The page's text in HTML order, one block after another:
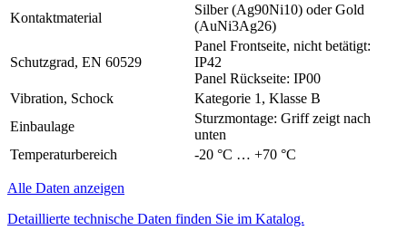
Kontaktmaterial
Silber (Ag90Ni10) oder Gold
(AuNi3Ag26)
Schutzgrad, EN 60529
Panel Frontseite, nicht betätigt:
IP42
Panel Rückseite: IP00
Vibration, Schock
Kategorie 1, Klasse B
Einbaulage
Sturzmontage: Griff zeigt nach
unten
Temperaturbereich
-20 °C … +70 °C
Alle Daten anzeigen
Detaillierte technische Daten finden Sie im Katalog.